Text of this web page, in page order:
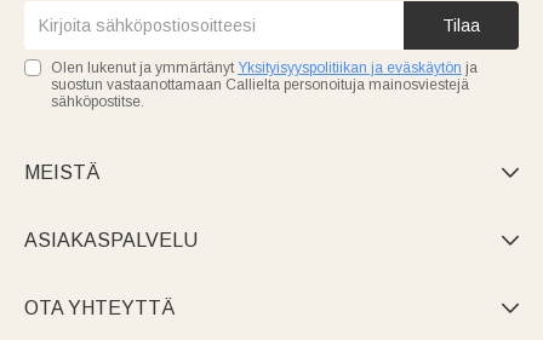
Tilaa
Olen lukenut ja ymmärtänyt Yksityisyyspolitiikan ja eväskäytön ja
suostun vastaanottamaan Callielta personoituja mainosviestejä
sähköpostitse.
MEISTÄ 
ASIAKASPALVELU 
OTA YHTEYTTÄ 